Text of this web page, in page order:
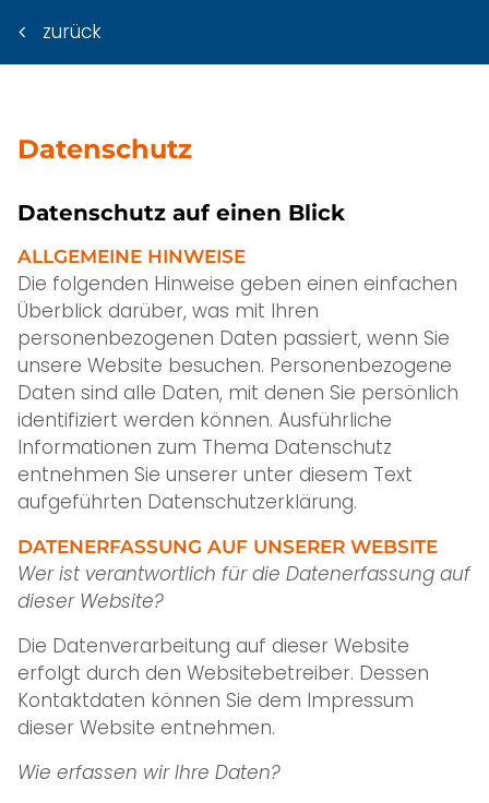
zurück
Datenschutz
Datenschutz auf einen Blick
ALLGEMEINE HINWEISE
Die folgenden Hinweise geben einen einfachen
Überblick darüber, was mit Ihren
personenbezogenen Daten passiert, wenn Sie
unsere Website besuchen. Personenbezogene
Daten sind alle Daten, mit denen Sie persönlich
identifiziert werden können. Ausführliche
Informationen zum Thema Datenschutz
entnehmen Sie unserer unter diesem Text
aufgeführten Datenschutzerklärung.
DATENERFASSUNG AUF UNSERER WEBSITE
Wer ist verantwortlich für die Datenerfassung auf
dieser Website?
Die Datenverarbeitung auf dieser Website
erfolgt durch den Websitebetreiber. Dessen
Kontaktdaten können Sie dem Impressum
dieser Website entnehmen.
Wie erfassen wir Ihre Daten?